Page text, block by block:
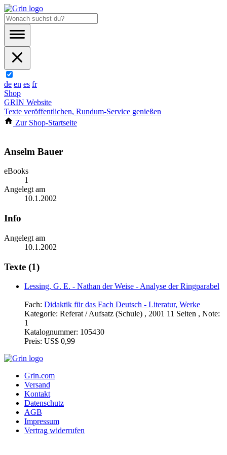
de en es fr
Shop
GRIN Website
Texte veröffentlichen, Rundum-Service genießen
Zur Shop-Startseite
Anselm Bauer
eBooks
1
Angelegt am
10.1.2002
Info
Angelegt am
10.1.2002
Texte (1)
Lessing, G. E. - Nathan der Weise - Analyse der Ringparabel
Fach: Didaktik für das Fach Deutsch - Literatur, Werke
Kategorie: Referat / Aufsatz (Schule) , 2001 11 Seiten , Note:
1
Katalognummer: 105430
Preis: US$ 0,99
Grin.com
Versand
Kontakt
Datenschutz
AGB
Impressum
Vertrag widerrufen